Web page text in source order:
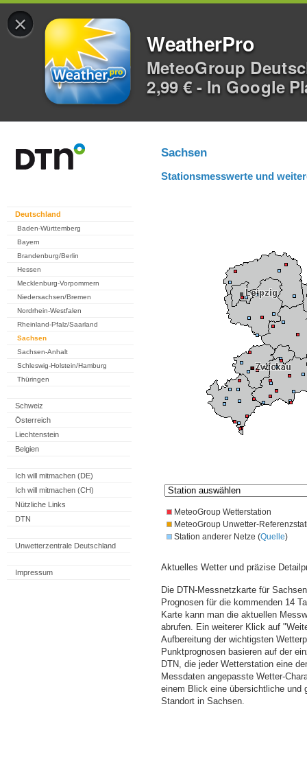
×
WeatherPro
MeteoGroup
2,99 € - In Google
Deutschland
Baden-Württemberg
Bayern
Brandenburg/Berlin
Hessen
Mecklenburg-Vorpommern
Niedersachsen/Bremen
Nordrhein-Westfalen
Rheinland-Pfalz/Saarland
Sachsen
Sachsen-Anhalt
Schleswig-Holstein/Hamburg
Thüringen
Schweiz
Österreich
Liechtenstein
Belgien
Ich will mitmachen (DE)
Ich will mitmachen (CH)
Nützliche Links
DTN
Unwetterzentrale Deutschland
Impressum
Sachsen
Stationsmesswerte und
MeteoGroup Wetterstation
MeteoGroup Unwetter-
Station anderer Netze (Quelle)
Aktuelles Wetter und präzise
Die DTN-Messnetzkarte für
Prognosen für die kommenden 14
Karte kann man die aktuellen
abrufen. Ein weiterer Klick auf
Aufbereitung der wichtigsten
Punktprognosen basieren auf der
DTN, die jeder Wetterstation eine
Messdaten angepasste Wetter-
einem Blick eine übersichtliche und
Standort in Sachsen.